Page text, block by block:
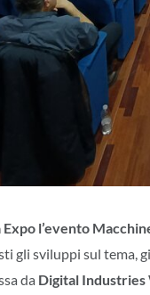
Expo l’evento
gli sviluppi sul tema,
da Digital